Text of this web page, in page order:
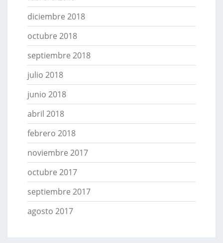
diciembre 2018
octubre 2018
septiembre 2018
julio 2018
junio 2018
abril 2018
febrero 2018
noviembre 2017
octubre 2017
septiembre 2017
agosto 2017